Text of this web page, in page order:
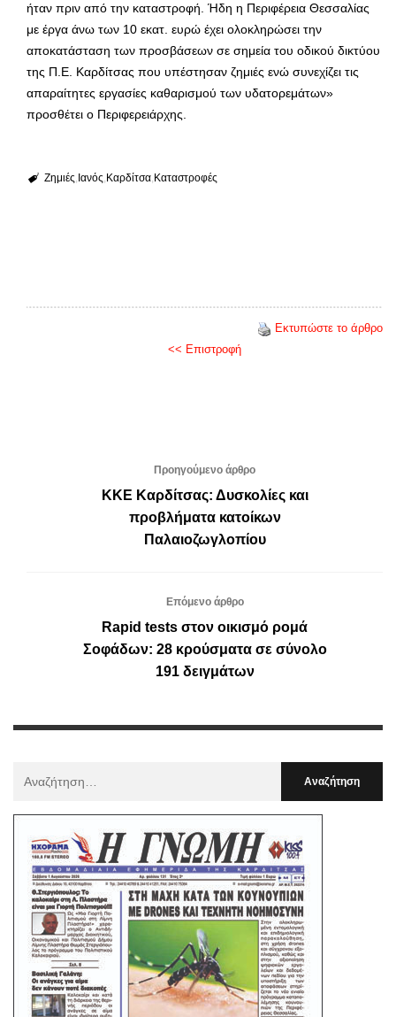
ήταν πριν από την καταστροφή. Ήδη η Περιφέρεια Θεσσαλίας
με έργα άνω των 10 εκατ. ευρώ έχει ολοκληρώσει την
αποκατάσταση των προσβάσεων σε σημεία του οδικού δικτύου
της Π.Ε. Καρδίτσας που υπέστησαν ζημιές ενώ συνεχίζει τις
απαραίτητες εργασίες καθαρισμού των υδατορεμάτων»
προσθέτει ο Περιφερειάρχης.
Ζημιές Ιανός Καρδίτσα Καταστροφές
Εκτυπώστε το άρθρο
<< Επιστροφή
Προηγούμενο άρθρο
ΚΚΕ Καρδίτσας: Δυσκολίες και
προβλήματα κατοίκων
Παλαιοζωγλοπίου
Επόμενο άρθρο
Rapid tests στον οικισμό ρομά
Σοφάδων: 28 κρούσματα σε σύνολο
191 δειγμάτων
: